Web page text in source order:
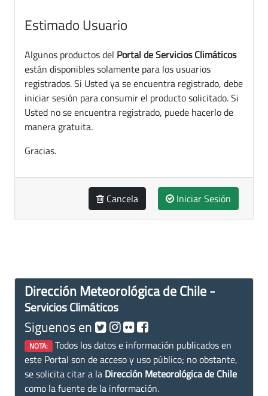
Estimado Usuario
Algunos productos del Portal de Servicios Climáticos
están disponibles solamente para los usuarios
registrados. Si Usted ya se encuentra registrado, debe
iniciar sesión para consumir el producto solicitado. Si
Usted no se encuentra registrado, puede hacerlo de
manera gratuita.
Gracias.
Cancela Iniciar Sesión
Dirección Meteorológica de Chile -
Servicios Climáticos
Siguenos en
NOTA: Todos los datos e información publicados en
este Portal son de acceso y uso público; no obstante,
se solicita citar a la Dirección Meteorológica de Chile
como la fuente de la información.